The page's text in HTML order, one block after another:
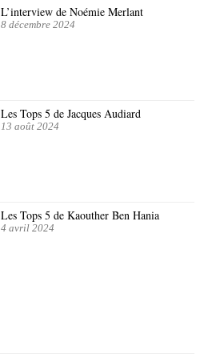
L’interview de Noémie Merlant
8 décembre 2024
Les Tops 5 de Jacques Audiard
13 août 2024
Les Tops 5 de Kaouther Ben Hania
4 avril 2024